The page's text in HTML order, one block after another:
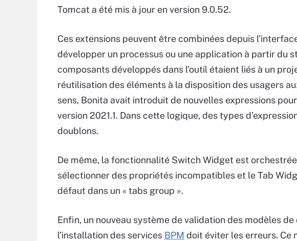
Tomcat a été mis à jour en version 9.0.52.
Ces extensions peuvent être combinées depuis
développer un processus ou une application à partir du
composants développés dans l’outil étaient liés à un
réutilisation des éléments à la disposition des usagers
sens, Bonita avait introduit de nouvelles expressions
version 2021.1. Dans cette logique, des types
doublons.
De même, la fonctionnalité Switch Widget est
sélectionner des propriétés incompatibles et le Tab
défaut dans un « tabs group ».
Enfin, un nouveau système de validation des modèles
l’installation des services BPM doit éviter les erreurs. Ce